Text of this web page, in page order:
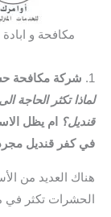
مكافحة و
1.
شركة مكافحة
لماذا تكثر الحاجة
قنديل؟
ام يظل
في كفر قنديل
هناك العديد من
الحشرات تكثر في